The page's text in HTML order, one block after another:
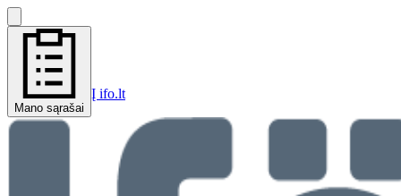
Mano sąrašai
Į ifo.lt